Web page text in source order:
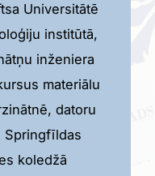
Universitātē
institūtā,
inženiera
materiālu
datoru
Springfīldas
koledžā